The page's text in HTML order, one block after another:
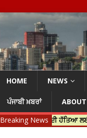
HOME NEWS
ਪੰਜਾਬੀ ਖ਼ਬਰਾਂ ABOUT
Breaking News
ਦੀ ਹੱਤਿਆ ਲਈ ਭਾਰਤੀ